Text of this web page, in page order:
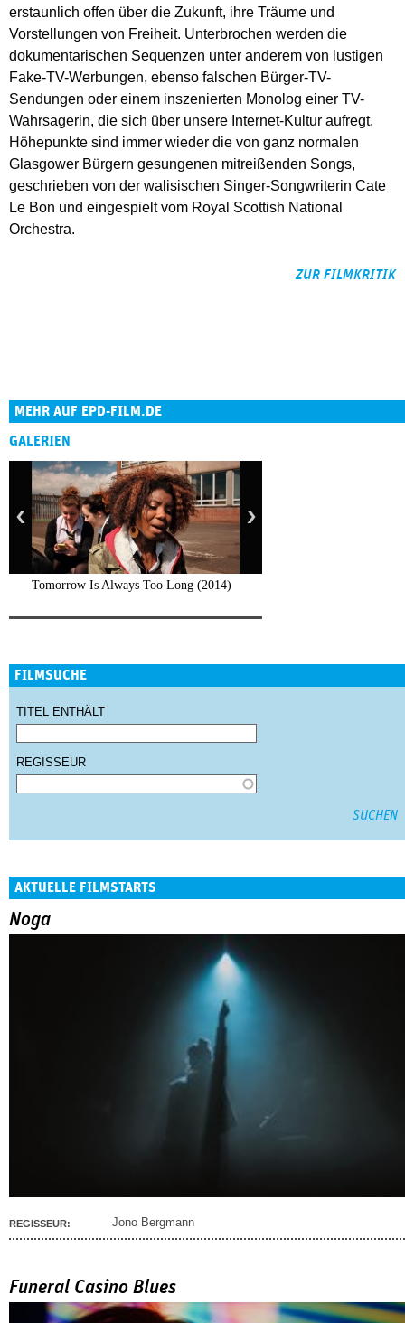
erstaunlich offen über die Zukunft, ihre Träume und
Vorstellungen von Freiheit. Unterbrochen werden die
dokumentarischen Sequenzen unter anderem von lustigen
Fake-TV-Werbungen, ebenso falschen Bürger-TV-
Sendungen oder einem inszenierten Monolog einer TV-
Wahrsagerin, die sich über unsere Internet-Kultur aufregt.
Höhepunkte sind immer wieder die von ganz normalen
Glasgower Bürgern gesungenen mitreißenden Songs,
geschrieben von der walisischen Singer-Songwriterin Cate
Le Bon und eingespielt vom Royal Scottish National
Orchestra.
ZUR FILMKRITIK
MEHR AUF EPD-FILM.DE
GALERIEN
Tomorrow Is Always Too Long (2014)
FILMSUCHE
TITEL ENTHÄLT
REGISSEUR
AKTUELLE FILMSTARTS
Noga
REGISSEUR: Jono Bergmann
Funeral Casino Blues